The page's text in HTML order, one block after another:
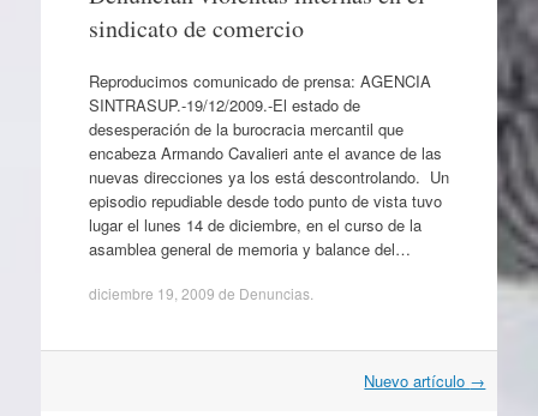
sindicato de comercio
Reproducimos comunicado de prensa: AGENCIA
SINTRASUP.-19/12/2009.-El estado de
desesperación de la burocracia mercantil que
encabeza Armando Cavalieri ante el avance de las
nuevas direcciones ya los está descontrolando. Un
episodio repudiable desde todo punto de vista tuvo
lugar el lunes 14 de diciembre, en el curso de la
asamblea general de memoria y balance del…
diciembre 19, 2009 de Denuncias.
Nuevo artículo →